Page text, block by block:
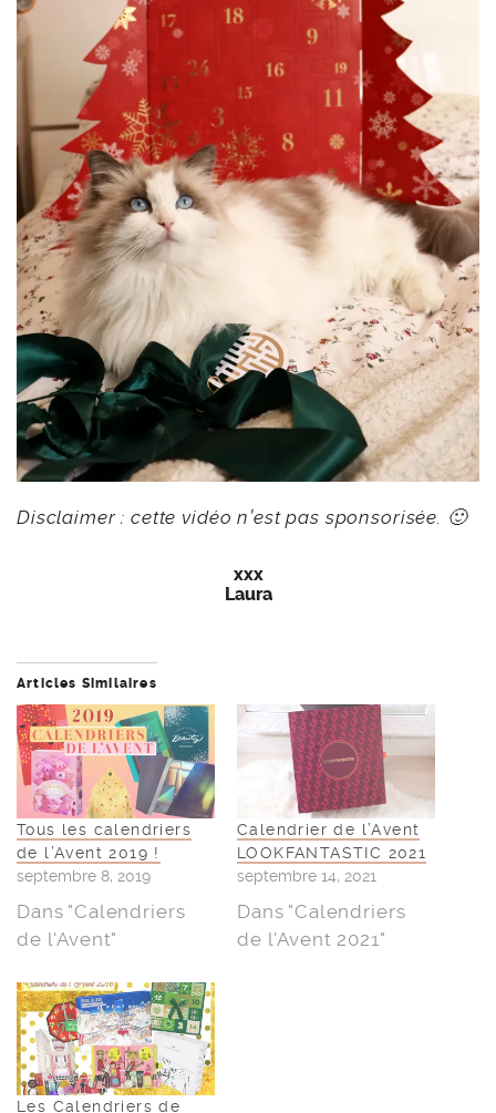
Disclaimer : cette vidéo n’est pas sponsorisée. 🙂
xxx
Laura
Articles Similaires
Tous les calendriers
de l’Avent 2019 !
septembre 8, 2019
Dans "Calendriers
de l'Avent"
Calendrier de l’Avent
LOOKFANTASTIC 2021
septembre 14, 2021
Dans "Calendriers
de l'Avent 2021"
Les Calendriers de